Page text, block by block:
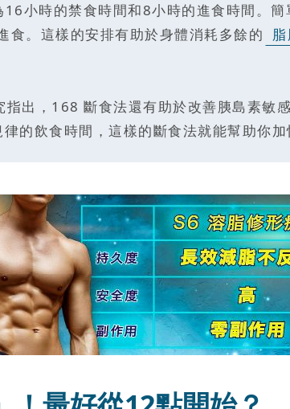
小時的禁食時間和8小時的進食時間。
食。這樣的安排有助於身體消耗多餘的
出，168 斷食法還有助於改善胰島素敏
的飲食時間，這樣的斷食法就能幫助你